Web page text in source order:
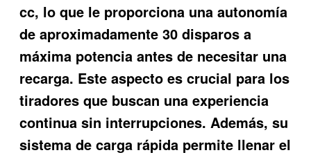
cc, lo que le proporciona una autonomía
de aproximadamente 30 disparos a
máxima potencia antes de necesitar una
recarga. Este aspecto es crucial para los
tiradores que buscan una experiencia
continua sin interrupciones. Además, su
sistema de carga rápida permite llenar el